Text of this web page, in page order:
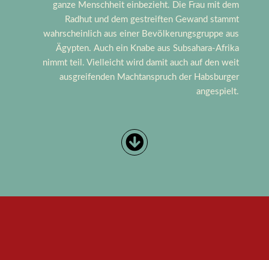
ganze Menschheit einbezieht. Die Frau mit dem
Radhut und dem gestreiften Gewand stammt
wahrscheinlich aus einer Bevölkerungsgruppe aus
Ägypten. Auch ein Knabe aus Subsahara-Afrika
nimmt teil. Vielleicht wird damit auch auf den weit
ausgreifenden Machtanspruch der Habsburger
angespielt.